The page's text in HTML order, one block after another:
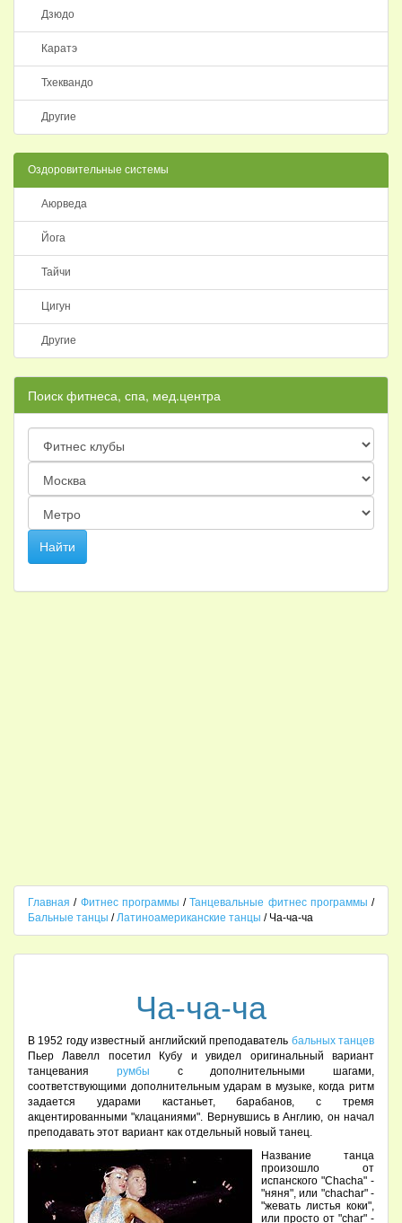
Дзюдо
Каратэ
Тхеквандо
Другие
Оздоровительные системы
Аюрведа
Йога
Тайчи
Цигун
Другие
Поиск фитнеса, спа, мед.центра
Главная / Фитнес программы /Танцевальные фитнес программы /
Бальные танцы /Латиноамериканские танцы / Ча-ча-ча
Ча-ча-ча
В 1952 году известный английский преподаватель бальных танцев
Пьер Лавелл посетил Кубу и увидел оригинальный вариант
танцевания румбы с дополнительными шагами,
соответствующими дополнительным ударам в музыке, когда ритм
задается ударами кастаньет, барабанов, с тремя
акцентированными "клацаниями". Вернувшись в Англию, он начал
преподавать этот вариант как отдельный новый танец.
Название танца
произошло от
испанского "Chacha" -
"няня", или "chachar" -
"жевать листья коки",
или просто от "char" -